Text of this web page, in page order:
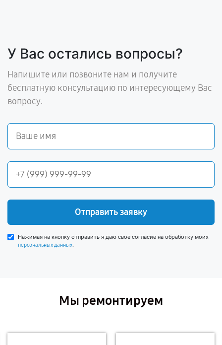
У Вас остались вопросы?
Напишите или позвоните нам и получите
бесплатную консультацию по интересующему Вас
вопросу.
Отправить заявку
Нажимая на кнопку отправить я даю свое согласие на обработку моих
персональных данных.
Мы ремонтируем